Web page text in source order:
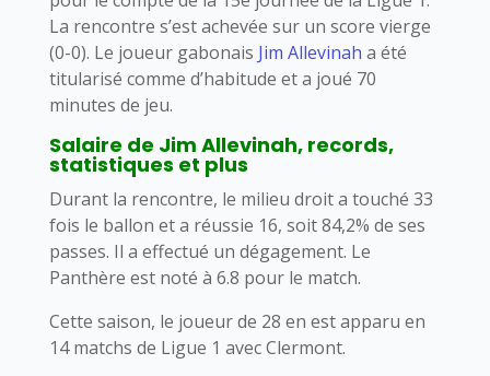
La rencontre s’est achevée sur un score vierge
(0-0). Le joueur gabonais Jim Allevinah a été
titularisé comme d’habitude et a joué 70
minutes de jeu.
Salaire de Jim Allevinah, records,
statistiques et plus
Durant la rencontre, le milieu droit a touché 33
fois le ballon et a réussie 16, soit 84,2% de ses
passes. Il a effectué un dégagement. Le
Panthère est noté à 6.8 pour le match.
Cette saison, le joueur de 28 en est apparu en
14 matchs de Ligue 1 avec Clermont.